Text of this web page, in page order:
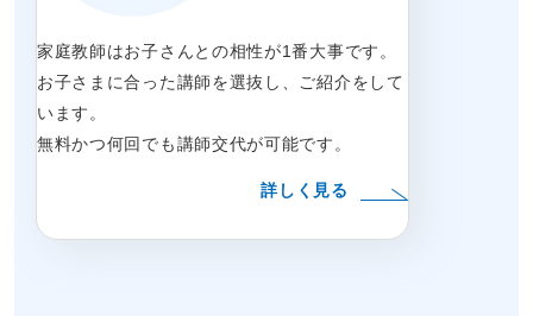
家庭教師はお子さんとの相性が1番大事です。
お子さまに合った講師を選抜し、ご紹介をして
います。
無料かつ何回でも講師交代が可能です。
詳しく見る